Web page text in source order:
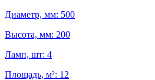
Диаметр, мм: 500
Высота, мм: 200
Ламп, шт: 4
Площадь, м²: 12